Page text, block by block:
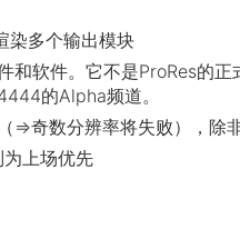
染多个输出模块
和软件。它不是ProRes的
的Alpha频道。
奇数分辨率将失败），
上场优先